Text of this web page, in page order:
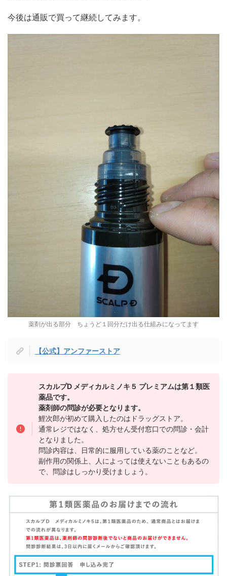
今後は通販で買って継続してみます。
薬剤が出る部分 ちょうど１回分だけ出る仕組みになってます
【公式】アンファーストア
スカルプD メディカルミノキ５ プレミアムは第１類医
薬品です。
薬剤師の問診が必要となります。
鯉次郎が初めて購入したのはドラッグストア。
通常レジではなく、処方せん受付窓口での問診・会計
となりました。
問診内容は、日常的に服用している薬のことなど。
副作用の関係上、人によっては使えないこともあるの
で、問診はしっかり受けましょう。